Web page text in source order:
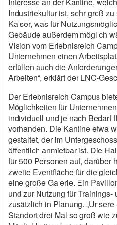
Industriekultur ist, sehr groß
Kaiser, was für
Gebäude außerdem möglich
Vision vom Erlebnisreich
Unternehmen einen
erfüllen auch die
Arbeiten“, erklärt der LNC-
Der Erlebnisreich Campus
Möglichkeiten für
individuell und je nach Bedarf
vorhanden. Die Kantine etwa
gestaltet, der im
öffentlich anmietbar ist. Die
für 500 Personen auf, darüber
zweite Eventfläche für die
eine große Galerie. Ein
und zur Nutzung für
zusätzlich in Planung.
Standort drei Mal so groß wie